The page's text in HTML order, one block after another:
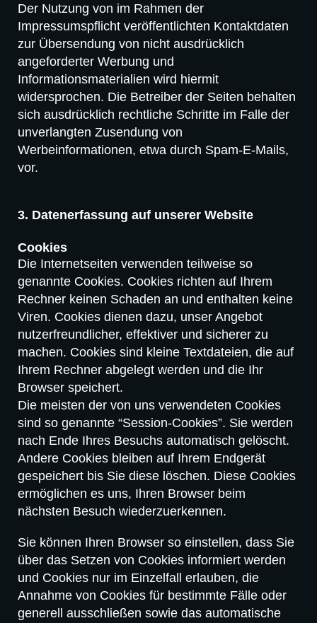
Der Nutzung von im Rahmen der
Impressumspflicht veröffentlichten Kontaktdaten
zur Übersendung von nicht ausdrücklich
angeforderter Werbung und
Informationsmaterialien wird hiermit
widersprochen. Die Betreiber der Seiten behalten
sich ausdrücklich rechtliche Schritte im Falle der
unverlangten Zusendung von
Werbeinformationen, etwa durch Spam-E-Mails,
vor.
3. Datenerfassung auf unserer Website
Cookies
Die Internetseiten verwenden teilweise so
genannte Cookies. Cookies richten auf Ihrem
Rechner keinen Schaden an und enthalten keine
Viren. Cookies dienen dazu, unser Angebot
nutzerfreundlicher, effektiver und sicherer zu
machen. Cookies sind kleine Textdateien, die auf
Ihrem Rechner abgelegt werden und die Ihr
Browser speichert.
Die meisten der von uns verwendeten Cookies
sind so genannte “Session-Cookies”. Sie werden
nach Ende Ihres Besuchs automatisch gelöscht.
Andere Cookies bleiben auf Ihrem Endgerät
gespeichert bis Sie diese löschen. Diese Cookies
ermöglichen es uns, Ihren Browser beim
nächsten Besuch wiederzuerkennen.
Sie können Ihren Browser so einstellen, dass Sie
über das Setzen von Cookies informiert werden
und Cookies nur im Einzelfall erlauben, die
Annahme von Cookies für bestimmte Fälle oder
generell ausschließen sowie das automatische